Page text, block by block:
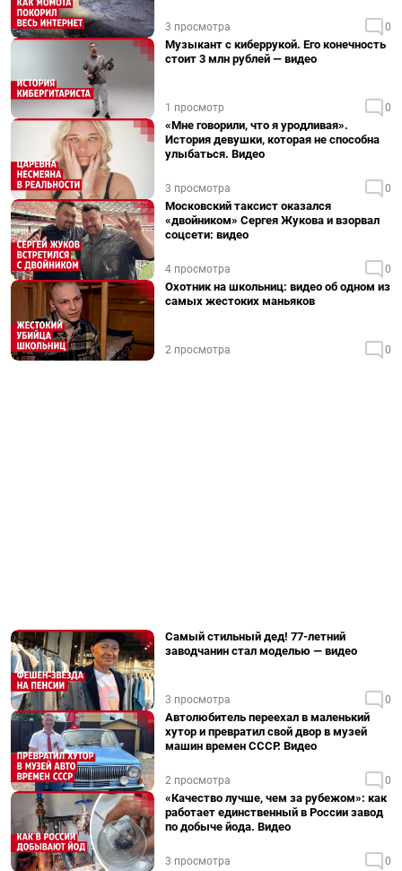
3 просмотра 0
Музыкант с киберрукой. Его конечность
стоит 3 млн рублей — видео
1 просмотр 0
«Мне говорили, что я уродливая».
История девушки, которая не способна
улыбаться. Видео
3 просмотра 0
Московский таксист оказался
«двойником» Сергея Жукова и взорвал
соцсети: видео
4 просмотра 0
Охотник на школьниц: видео об одном из
самых жестоких маньяков
2 просмотра 0
Самый стильный дед! 77-летний
заводчанин стал моделью — видео
3 просмотра 0
Автолюбитель переехал в маленький
хутор и превратил свой двор в музей
машин времен СССР. Видео
2 просмотра 0
«Качество лучше, чем за рубежом»: как
работает единственный в России завод
по добыче йода. Видео
3 просмотра 0